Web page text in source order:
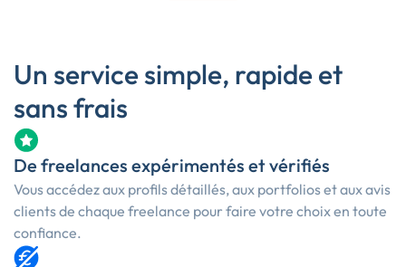
Un service simple, rapide et
sans frais
De freelances expérimentés et vérifiés
Vous accédez aux profils détaillés, aux portfolios et aux avis
clients de chaque freelance pour faire votre choix en toute
confiance.